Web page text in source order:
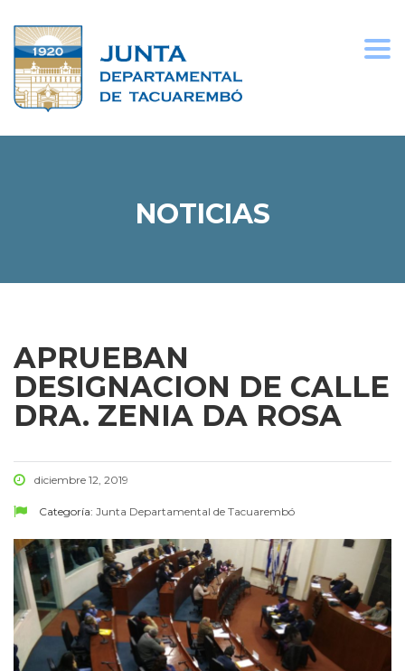
NOTICIAS
APRUEBAN
DESIGNACION DE CALLE
DRA. ZENIA DA ROSA
diciembre 12, 2019
Categoría: Junta Departamental de Tacuarembó